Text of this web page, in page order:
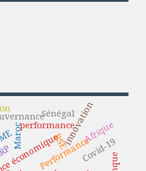
Marocperformance
Performance
innovation
Sénégal
RSE Covid-19
Afrique